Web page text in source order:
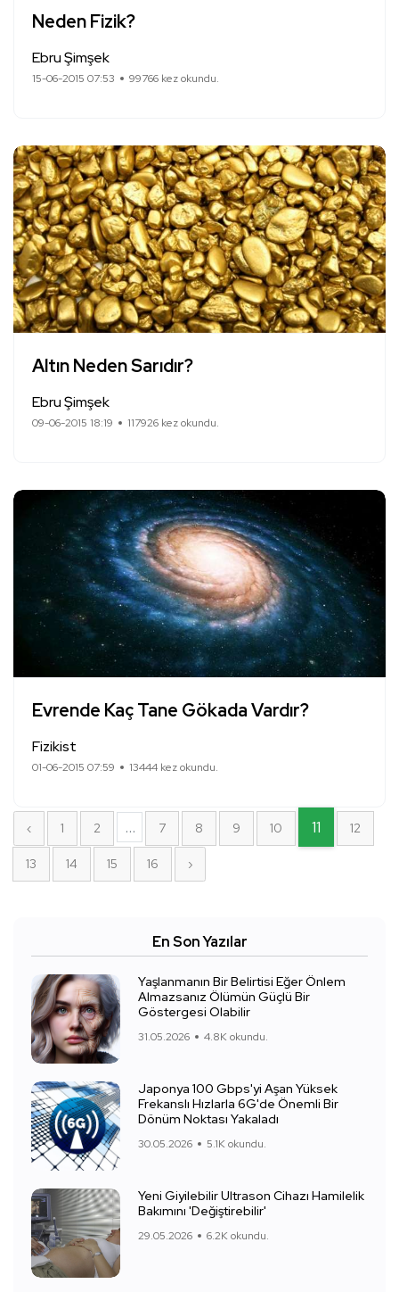
Neden Fizik?
Ebru Şimşek
15-06-2015 07:53 99766 kez okundu.
Altın Neden Sarıdır?
Ebru Şimşek
09-06-2015 18:19 117926 kez okundu.
Evrende Kaç Tane Gökada Vardır?
Fizikist
01-06-2015 07:59 13444 kez okundu.
‹ 1 2 ... 7 8 9 10 11 12
13 14 15 16 ›
En Son Yazılar
Yaşlanmanın Bir Belirtisi Eğer Önlem
Almazsanız Ölümün Güçlü Bir
Göstergesi Olabilir
31.05.2026 4.8K okundu.
Japonya 100 Gbps'yi Aşan Yüksek
Frekanslı Hızlarla 6G'de Önemli Bir
Dönüm Noktası Yakaladı
30.05.2026 5.1K okundu.
Yeni Giyilebilir Ultrason Cihazı Hamilelik
Bakımını 'Değiştirebilir'
29.05.2026 6.2K okundu.